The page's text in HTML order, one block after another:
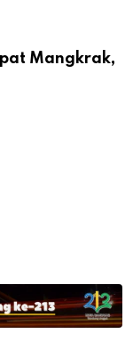
Mangkrak,